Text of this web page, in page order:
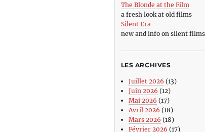
The Blonde at the Film
a fresh look at old films
Silent Era
new and info on silent films
LES ARCHIVES
Juillet 2026 (13)
Juin 2026 (12)
Mai 2026 (17)
Avril 2026 (18)
Mars 2026 (18)
Février 2026 (17)